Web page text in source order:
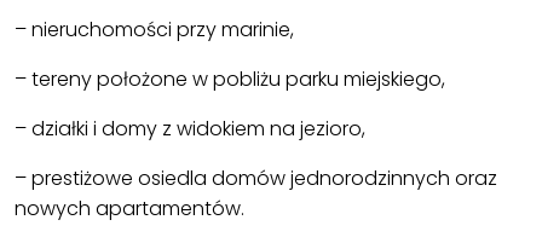
– nieruchomości przy marinie,
– tereny położone w pobliżu parku miejskiego,
– działki i domy z widokiem na jezioro,
– prestiżowe osiedla domów jednorodzinnych oraz
nowych apartamentów.